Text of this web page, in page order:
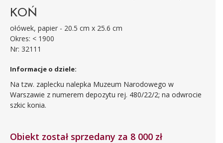
KOŃ
ołówek, papier - 20.5 cm x 25.6 cm
Okres: < 1900
Nr: 32111
Informacje o dziele:
Na tzw. zaplecku nalepka Muzeum Narodowego w
Warszawie z numerem depozytu rej. 480/22/2; na odwrocie
szkic konia.
Obiekt został sprzedany za 8 000 zł